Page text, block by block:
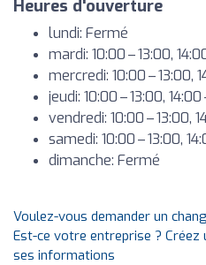
Heures d'ouverture
lundi: Fermé
mardi: 10:00 – 13:00,
mercredi: 10:00 – 13:00,
jeudi: 10:00 – 13:00, 14:00
vendredi: 10:00 – 13:00,
samedi: 10:00 – 13:00,
dimanche: Fermé
Voulez-vous demander un
Est-ce votre entreprise ?
ses informations